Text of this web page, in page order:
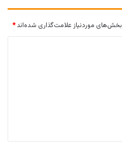
بخش‌های موردنیاز علامت‌گذاری شده‌اند*